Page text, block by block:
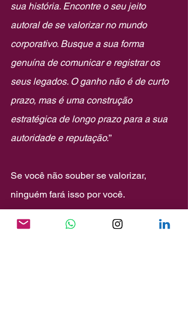
sua história. Encontre o seu jeito
autoral de se valorizar no mundo
corporativo. Busque a sua forma
genuína de comunicar e registrar os
seus legados. O ganho não é de curto
prazo, mas é uma construção
estratégica de longo prazo para a sua
autoridade e reputação.”
Se você não souber se valorizar,
ninguém fará isso por você.
Deixe sua Marca Pessoal registrada no